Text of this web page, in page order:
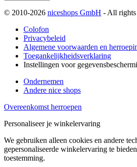
© 2010-2026 niceshops GmbH - All rights
Colofon
Privacybeleid
Algemene voorwaarden en
Toegankelijkheidsverklaring
Instellingen voor
Ondernemen
Andere nice shops
Overeenkomst herroepen
Personaliseer je winkelervaring
We gebruiken alleen cookies en andere
gepersonaliseerde winkelervaring te
toestemming.